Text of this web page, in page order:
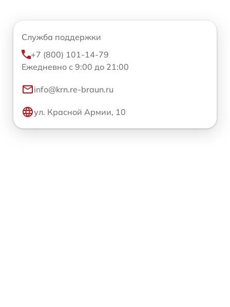
Служба поддержки
+7 (800) 101-14-79
Ежедневно с 9:00 до 21:00
info@krn.re-braun.ru
ул. Красной Армии, 10